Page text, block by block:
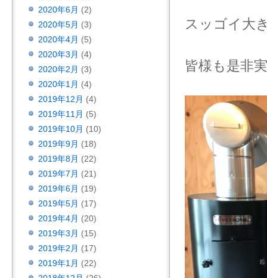
スッゴイ大
皆様も是非
2020年6月 (2)
2020年5月 (3)
2020年4月 (5)
2020年3月 (4)
2020年2月 (3)
2020年1月 (4)
2019年12月 (4)
2019年11月 (5)
2019年10月 (10)
2019年9月 (18)
2019年8月 (22)
2019年7月 (21)
2019年6月 (19)
2019年5月 (17)
2019年4月 (20)
2019年3月 (15)
2019年2月 (17)
2019年1月 (22)